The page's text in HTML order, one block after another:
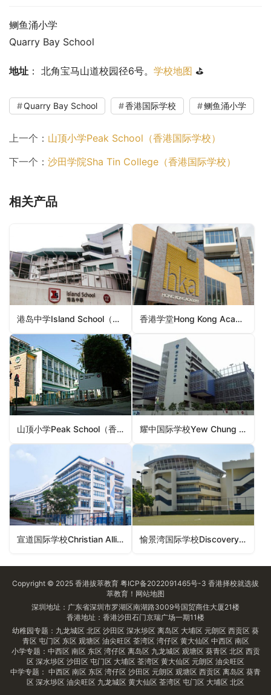
鲗鱼涌小学
Quarry Bay School
地址 ： 北角宝马山道校园径6号。 学校地图 ⛳
Quarry Bay School 香港国际学校 鲗鱼涌小学
上一个： 山顶小学Peak School（香港国际学校）
下一个： 沙田学院Sha Tin College（香港国际学校）
相关产品
港岛中学Island School（香港国际学校） 香港学堂Hong Kong Academy（香港国际学校）
山顶小学Peak School（香港国际学校） 耀中国际学校Yew Chung International School（香港国际学校）
宣道国际学校Christian Alliance International School（香港国际学校） 愉景湾国际学校Discovery Bay International School（香港国际学校）
Copyright © 2025 香港拔萃教育 粤ICP备2022091465号-3 香港择校就选拔
萃教育！ 网站地图
深圳地址：广东省深圳市罗湖区南湖路3009号国贸商住大厦21楼
香港地址：香港沙田石门京瑞广场一期11楼
幼稚园专题： 九龙城区 北区 沙田区 深水埗区 离岛区 大埔区 元朗区 西贡区 葵
青区 屯门区 东区 观塘区 油尖旺区 荃湾区 湾仔区 黄大仙区 中西区 南区
小学专题： 中西区 南区 东区 湾仔区 离岛区 九龙城区 观塘区 葵青区 北区 西贡
区 深水埗区 沙田区 屯门区 大埔区 荃湾区 黄大仙区 元朗区 油尖旺区
中学专题： 中西区 南区 东区 湾仔区 沙田区 元朗区 观塘区 西贡区 离岛区 葵青
区 深水埗区 油尖旺区 九龙城区 黄大仙区 荃湾区 屯门区 大埔区 北区